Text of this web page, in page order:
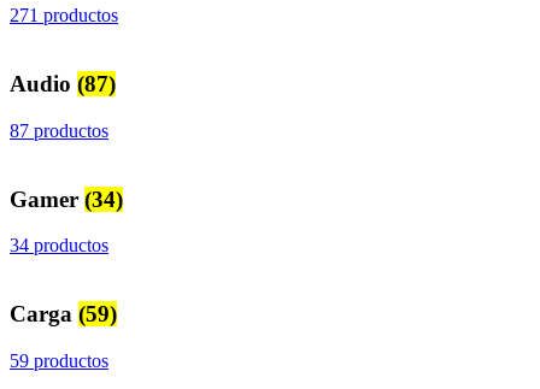
271 productos
Audio (87)
87 productos
Gamer (34)
34 productos
Carga (59)
59 productos